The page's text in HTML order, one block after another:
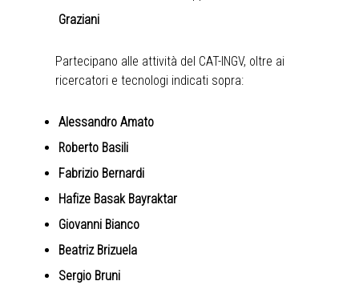
Graziani
Partecipano alle attività del CAT-INGV, oltre ai
ricercatori e tecnologi indicati sopra:
Alessandro Amato
Roberto Basili
Fabrizio Bernardi
Hafize Basak Bayraktar
Giovanni Bianco
Beatriz Brizuela
Sergio Bruni